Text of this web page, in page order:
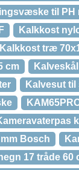
til PH
Kalkkost
Kalkkost træ
cm
Kalvesut
Bosch
17 tråde 60